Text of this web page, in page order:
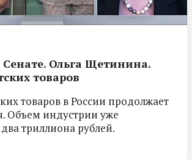
Сенате. Ольга Щетинина.
товаров
товаров в России продолжает
Объем индустрии уже
триллиона рублей.